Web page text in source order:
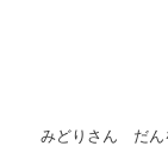
みどりさん だ